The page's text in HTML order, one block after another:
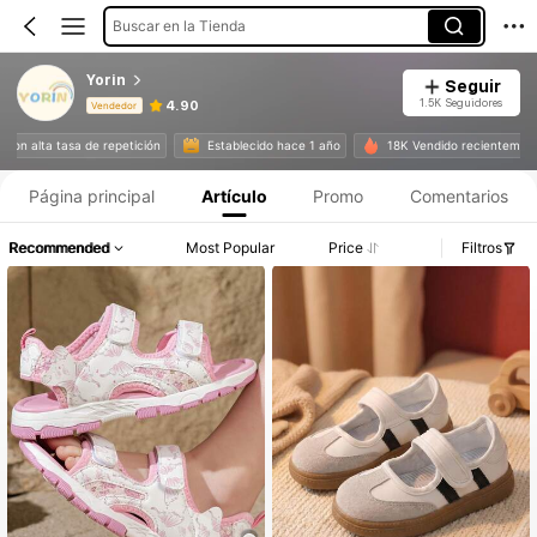
Buscar en la Tienda
Yorin
Vendedor 4.90
Seguir
1.5K Seguidores
con alta tasa de repetición Establecido hace 1 año 18K Vendido Información del producto: Divulgación de precios, detalles de ventas y existencias.
Página principal Artículo Promo Comentarios
Recommended Most Popular Price Filtros